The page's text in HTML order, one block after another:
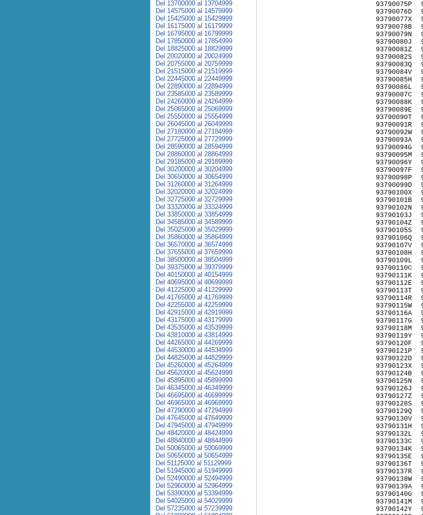
93790075P
93790076D
93790077X
93790078B
93790079N
93790080J
93790081Z
93790082S
93790083Q
93790084V
93790085H
93790086L
93790087C
93790088K
93790089E
93790090T
93790091R
93790092W
93790093A
93790094G
93790095M
93790096Y
93790097F
93790098P
93790099D
93790100X
93790101B
93790102N
93790103J
93790104Z
93790105S
93790106Q
93790107V
93790108H
93790109L
93790110C
93790111K
93790112E
93790113T
93790114R
93790115W
93790116A
93790117G
93790118M
93790119Y
93790120F
93790121P
93790122D
93790123X
93790124B
93790125N
93790126J
93790127Z
93790128S
93790129Q
93790130V
93790131H
93790132L
93790133C
93790134K
93790135E
93790136T
93790137R
93790138W
93790139A
93790140G
93790141M
93790142Y
Del 13700000 al 13704999
Del 14575000 al 14579999
Del 15425000 al 15429999
Del 16175000 al 16179999
Del 16795000 al 16799999
Del 17850000 al 17854999
Del 18825000 al 18829999
Del 20020000 al 20024999
Del 20755000 al 20759999
Del 21515000 al 21519999
Del 22445000 al 22449999
Del 22890000 al 22894999
Del 23585000 al 23589999
Del 24260000 al 24264999
Del 25065000 al 25069999
Del 25550000 al 25554999
Del 26045000 al 26049999
Del 27180000 al 27184999
Del 27725000 al 27729999
Del 28590000 al 28594999
Del 28860000 al 28864999
Del 29185000 al 29189999
Del 30200000 al 30204999
Del 30650000 al 30654999
Del 31260000 al 31264999
Del 32020000 al 32024999
Del 32725000 al 32729999
Del 33320000 al 33324999
Del 33850000 al 33854999
Del 34585000 al 34589999
Del 35025000 al 35029999
Del 35860000 al 35864999
Del 36570000 al 36574999
Del 37655000 al 37659999
Del 38500000 al 38504999
Del 39375000 al 39379999
Del 40150000 al 40154999
Del 40695000 al 40699999
Del 41225000 al 41229999
Del 41765000 al 41769999
Del 42255000 al 42259999
Del 42915000 al 42919999
Del 43175000 al 43179999
Del 43535000 al 43539999
Del 43810000 al 43814999
Del 44265000 al 44269999
Del 44530000 al 44534999
Del 44825000 al 44829999
Del 45260000 al 45264999
Del 45620000 al 45624999
Del 45895000 al 45899999
Del 46345000 al 46349999
Del 46695000 al 46699999
Del 46965000 al 46969999
Del 47290000 al 47294999
Del 47645000 al 47649999
Del 47945000 al 47949999
Del 48420000 al 48424999
Del 48840000 al 48844999
Del 50065000 al 50069999
Del 50650000 al 50654999
Del 51125000 al 51129999
Del 51945000 al 51949999
Del 52490000 al 52494999
Del 52960000 al 52964999
Del 53390000 al 53394999
Del 54025000 al 54029999
Del 57235000 al 57239999